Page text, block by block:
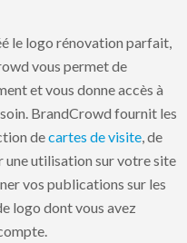
le logo rénovation parfait,
vous permet de
et vous donne accès à
BrandCrowd fournit les
decartes de visite , de
utilisation sur votre site
vos publications sur les
logo dont vous avez